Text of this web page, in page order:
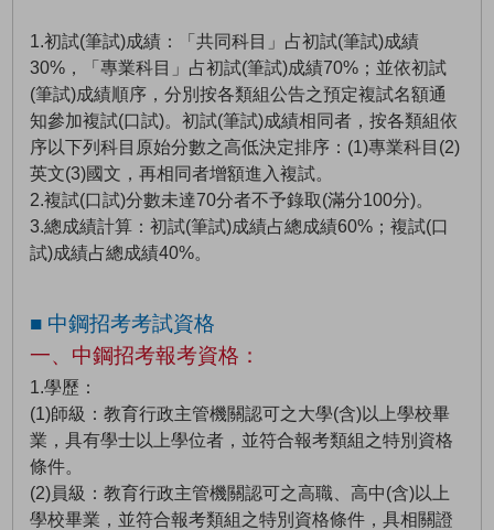
1.初試(筆試)成績：「共同科目」占初試(筆試)成績
30%，「專業科目」占初試(筆試)成績70%；並依初試
(筆試)成績順序，分別按各類組公告之預定複試名額通
知參加複試(口試)。初試(筆試)成績相同者，按各類組依
序以下列科目原始分數之高低決定排序：(1)專業科目(2)
英文(3)國文，再相同者增額進入複試。
2.複試(口試)分數未達70分者不予錄取(滿分100分)。
3.總成績計算：初試(筆試)成績占總成績60%；複試(口
試)成績占總成績40%。
■ 中鋼招考考試資格
一、中鋼招考報考資格：
1.學歷：
(1)師級：教育行政主管機關認可之大學(含)以上學校畢
業，具有學士以上學位者，並符合報考類組之特別資格
條件。
(2)員級：教育行政主管機關認可之高職、高中(含)以上
學校畢業，並符合報考類組之特別資格條件，具相關證